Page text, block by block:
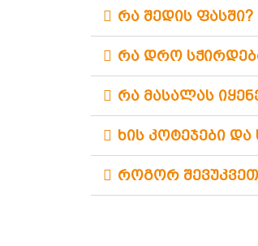
რა შედის ფასში?
რა დრო
რა მასალას
ხის კოტეჯები
როგორ